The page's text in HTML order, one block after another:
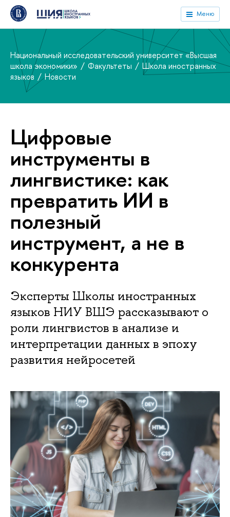
Меню
Национальный исследовательский университет «Высшая
школа экономики»
Факультеты
Школа иностранных
языков
Новости
Цифровые
инструменты в
лингвистике: как
превратить ИИ в
полезный
инструмент, а не в
конкурента
Эксперты Школы иностранных
языков НИУ ВШЭ рассказывают о
роли лингвистов в анализе и
интерпретации данных в эпоху
развития нейросетей